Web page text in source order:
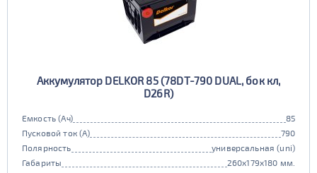
Аккумулятор DELKOR 85 (78DT-790 DUAL, бок кл,
D26R)
Емкость (Ач)
85
Пусковой ток (А)
790
Полярность
универсальная (uni)
Габариты
260x179x180 мм.